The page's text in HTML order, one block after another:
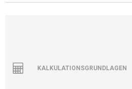
KALKULATIONSGRUNDLAGEN